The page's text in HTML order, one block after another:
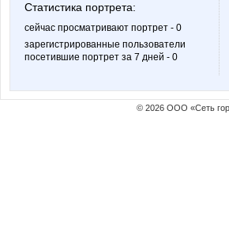
Статистика портрета:
сейчас просматривают портрет - 0
зарегистрированные пользователи
посетившие портрет за 7 дней - 0
© 2026 ООО «Сеть